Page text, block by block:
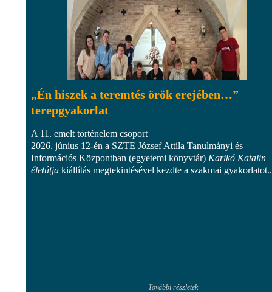
„Én hiszek a teremtés örök erejében…”
terepgyakorlat
A 11. emelt történelem csoport
2026. június 12-én a SZTE József Attila Tanulmányi és
Információs Központban (egyetemi könyvtár) Karikó Katalin
életútja kiállítás megtekintésével kezdte a szakmai
További részletek